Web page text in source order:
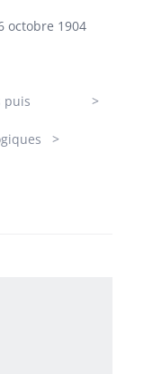
octobre 1904
puis